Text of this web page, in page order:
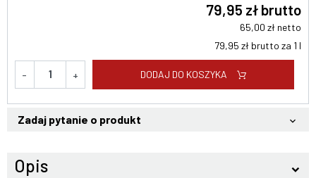
79,95 zł brutto
65,00 zł netto
79,95 zł brutto za 1 l
- + DODAJ DO KOSZYKA
keyboard_arrow_down
Zadaj pytanie o produkt
keyboard_arrow_down
Opis